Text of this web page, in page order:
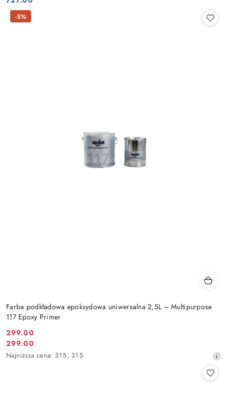
Farba podkładowa epoksydowa uniwersalna 2,5L – Multipurpose
117 Epoxy Primer
Cena
promocyjna:
299.00
Cena
promocyjna:
299.00
Najniższa
Najniższa cena: 315, 315
-5%